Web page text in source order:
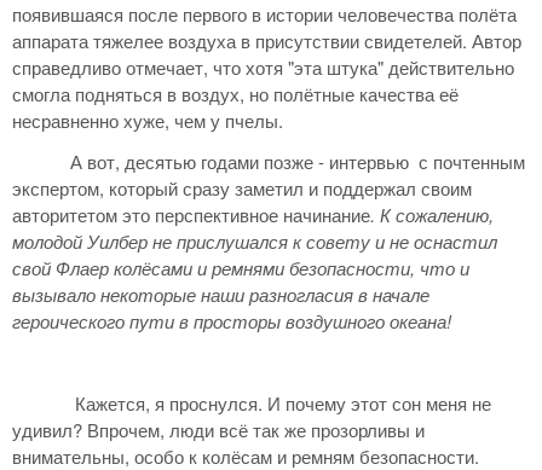
появившаяся после первого в истории человечества полёта
аппарата тяжелее воздуха в присутствии свидетелей. Автор
справедливо отмечает, что хотя "эта штука" действительно
смогла подняться в воздух, но полётные качества её
несравненно хуже, чем у пчелы.
А вот, десятью годами позже - интервью с почтенным
экспертом, который сразу заметил и поддержал своим
авторитетом это перспективное начинание. К сожалению,
молодой Уилбер не прислушался к совету и не оснастил
свой Флаер колёсами и ремнями безопасности, что и
вызывало некоторые наши разногласия в начале
героического пути в просторы воздушного океана!
Кажется, я проснулся. И почему этот сон меня не
удивил? Впрочем, люди всё так же прозорливы и
внимательны, особо к колёсам и ремням безопасности.